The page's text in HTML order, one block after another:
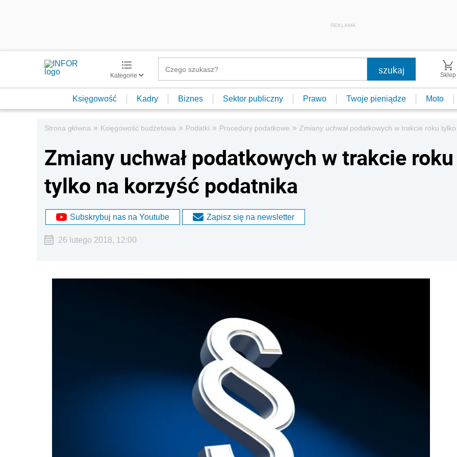
REKLAMA
Kategorie Sklep
Księgowość Kadry Biznes Sektor publiczny Prawo Twoje pieniądze Moto
Strona główna » Księgowość budżetowa » Podatki » Procedury podatkowe » Zmiany uchwał podatkowych w trakcie roku
Zmiany uchwał podatkowych w trakcie roku
tylko na korzyść podatnika
Subskrybuj nas na Youtube Zapisz się na newsletter
26 lutego 2018, 12:00